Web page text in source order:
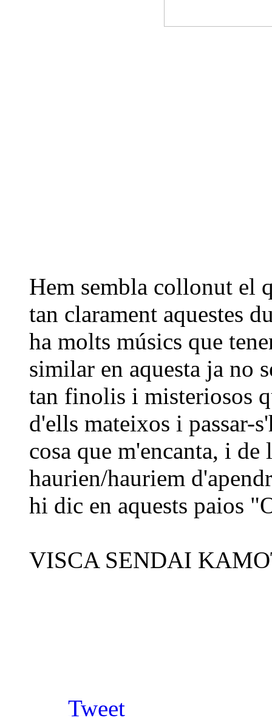
Hem sembla collonut el
tan clarament aquestes
ha molts músics que
similar en aquesta ja no
tan finolis i misteriosos
d'ells mateixos i passar-
cosa que m'encanta, i
haurien/hauriem
hi dic en aquests paios
VISCA SENDAI
Tweet